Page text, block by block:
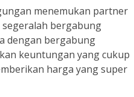
menemukan partner
bergabung
dengan bergabung
keuntungan yang cukup
harga yang super